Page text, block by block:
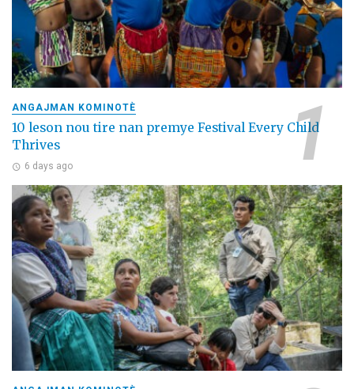
ANGAJMAN KOMINOTÈ
10 leson nou tire nan premye Festival Every Child
Thrives
6 days ago